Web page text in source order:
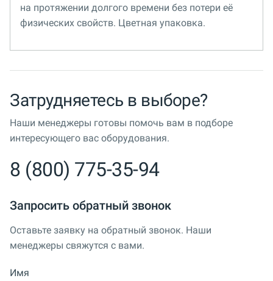
на протяжении долгого времени без потери её
физических свойств. Цветная упаковка.
Затрудняетесь в выборе?
Наши менеджеры готовы помочь вам в подборе
интересующего вас оборудования.
8 (800) 775-35-94
Запросить обратный звонок
Оставьте заявку на обратный звонок. Наши
менеджеры свяжутся с вами.
Имя